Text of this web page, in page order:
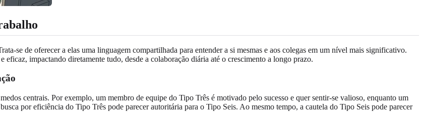
de oferecer a elas uma linguagem compartilhada para entender a si mesmas e aos colegas em um nível mais significativo.
eficaz, impactando diretamente tudo, desde a colaboração diária até o crescimento a longo prazo.
centrais. Por exemplo, um membro de equipe do Tipo Três é motivado pelo sucesso e quer sentir-se valioso, enquanto um
por eficiência do Tipo Três pode parecer autoritária para o Tipo Seis. Ao mesmo tempo, a cautela do Tipo Seis pode parecer